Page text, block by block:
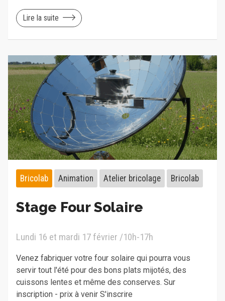
Lire la suite
Bricolab Animation Atelier bricolage Bricolab
Stage Four Solaire
Lundi 16 et mardi 17 février /10h-17h
Venez fabriquer votre four solaire qui pourra vous
servir tout l'été pour des bons plats mijotés, des
cuissons lentes et même des conserves. Sur
inscription - prix à venir S'inscrire